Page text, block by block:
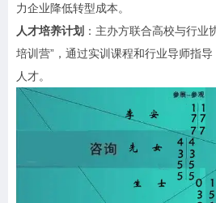
力企业降低转型成本。
人才培养计划 ：主办方联合高校与行业
培训营”，通过实训课程和行业导师指
人才。